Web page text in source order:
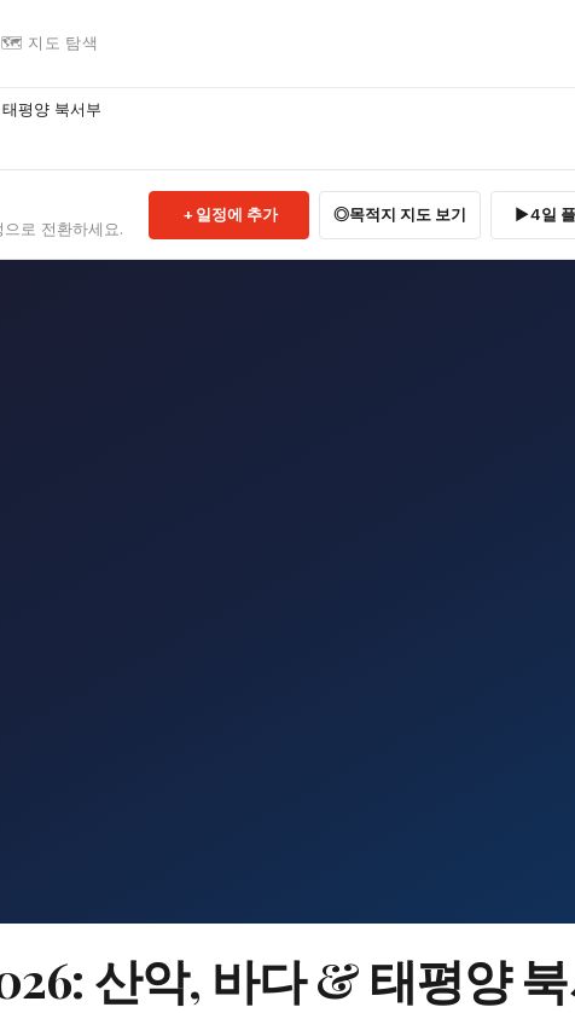
🗺 지도 탐색
평양 북서부
로 전환하세요.
일정에 추가 목적지 지도 보기 4일
산악, 바다 & 태평양